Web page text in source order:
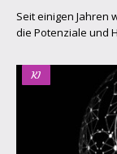
Seit einigen Jahren
die Potenziale und
KI